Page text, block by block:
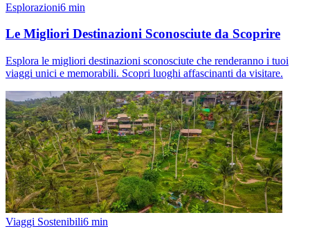
Esplorazioni6 min
Le Migliori Destinazioni Sconosciute da Scoprire
Esplora le migliori destinazioni sconosciute che renderanno i tuoi
viaggi unici e memorabili. Scopri luoghi affascinanti da visitare.
Viaggi Sostenibili6 min